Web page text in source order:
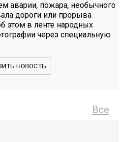
аварии, пожара, необычного
дороги или прорыва
этом в ленте народных
через специальную
НОВОСТЬ
Все